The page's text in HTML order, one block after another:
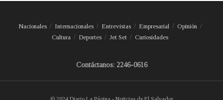
Nacionales Internacionales Entrevistas Empresarial
Opinión
Cultura
Deportes Jet Set Curiosidades
Contáctanos: 2246-0616